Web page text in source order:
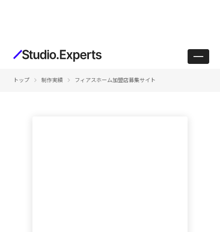
トップ keyboard_arrow_right 制作実績 keyboard_arrow_right フィアスホーム加盟店募集サイト